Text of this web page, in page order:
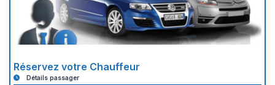
Réservez votre Chauffeur
Détails passager